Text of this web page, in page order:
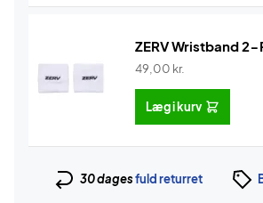
ZERV Wristband
49,00 kr.
Læg i kurv
30 dagesfuld returret